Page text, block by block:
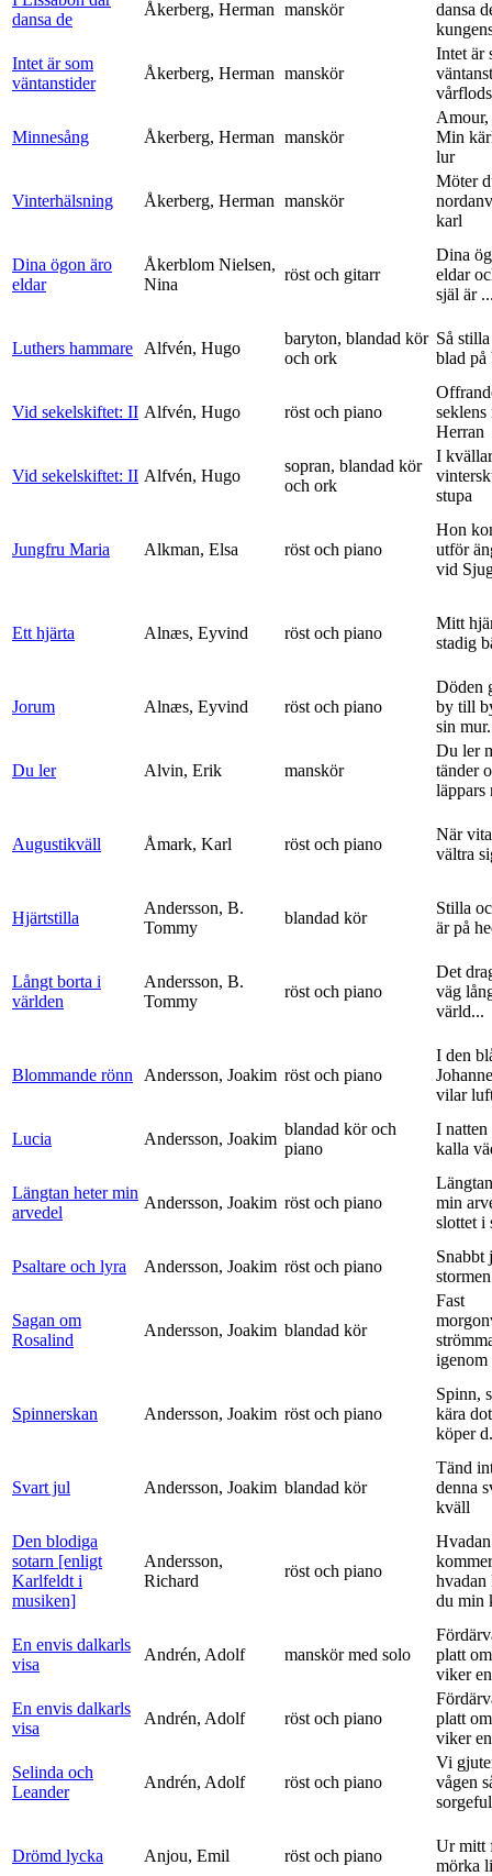
dansa de
Åkerberg, Herman manskör
dansa
Intet är som
väntanstider
Åkerberg, Herman manskör
Intet är
Minnesång Åkerberg, Herman manskör
Min
lur
Vinterhälsning Åkerberg, Herman manskör
Möter
karl
Dina ögon äro
eldar
Åkerblom Nielsen,
Nina
röst och gitarr
Dina
eldar
själ är
Luthers hammare Alfvén, Hugo
baryton, blandad kör
och ork
Så
blad på
Vid sekelskiftet: II Alfvén, Hugo röst och piano
Herran
Vid sekelskiftet: II Alfvén, Hugo
sopran, blandad kör
och ork
I
stupa
Jungfru Maria Alkman, Elsa röst och piano
Hon
utför
vid
Ett hjärta Alnæs, Eyvind röst och piano
Mitt
stadig
Jorum Alnæs, Eyvind röst och piano
Döden
by till
sin
Du ler Alvin, Erik manskör
Du ler
tänder
läppars
Augustikväll Åmark, Karl röst och piano
När
vältra
Hjärtstilla
Andersson, B.
Tommy
blandad kör
Stilla
är på
Långt borta i
världen
Andersson, B.
Tommy
röst och piano
Det
väg
värld...
Blommande rönn Andersson, Joakim röst och piano
I den
vilar
Lucia Andersson, Joakim
blandad kör och
piano
I natten
kalla
Längtan heter min
arvedel
Andersson, Joakim röst och piano
min
slottet i
Psaltare och lyra Andersson, Joakim röst och piano
Snabbt
Sagan om
Rosalind
Andersson, Joakim blandad kör
Fast
igenom
Spinnerskan Andersson, Joakim röst och piano
Spinn,
kära
köper
Svart jul Andersson, Joakim blandad kör
Tänd
denna
kväll
Den blodiga
sotarn [enligt
Karlfeldt i
musiken]
Andersson,
Richard
röst och piano
Hvadan
hvadan
du min
En envis dalkarls
visa
Andrén, Adolf manskör med solo
platt
viker
En envis dalkarls
visa
Andrén, Adolf röst och piano
platt
viker
Selinda och
Leander
Andrén, Adolf röst och piano
Vi
vågen
Drömd lycka Anjou, Emil röst och piano
Ur mitt
mörka